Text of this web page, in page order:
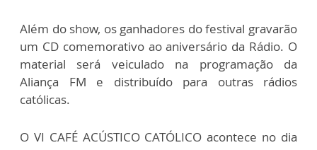
Além do show, os ganhadores do festival gravarão
um CD comemorativo ao aniversário da Rádio. O
material será veiculado na programação da
Aliança FM e distribuído para outras rádios
católicas.
O VI CAFÉ ACÚSTICO CATÓLICO acontece no dia